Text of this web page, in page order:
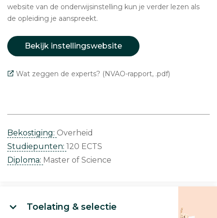
website van de onderwijsinstelling kun je verder lezen als
de opleiding je aanspreekt.
Bekijk instellingswebsite
Wat zeggen de experts? (NVAO-rapport, .pdf)
Bekostiging: Overheid
Studiepunten: 120 ECTS
Diploma: Master of Science
Toelating & selectie